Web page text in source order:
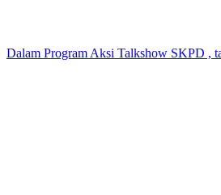
Dalam Program Aksi Talkshow SKPD ,